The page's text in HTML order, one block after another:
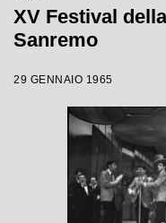
XV Festival
Sanremo
29 GENNAIO 1965